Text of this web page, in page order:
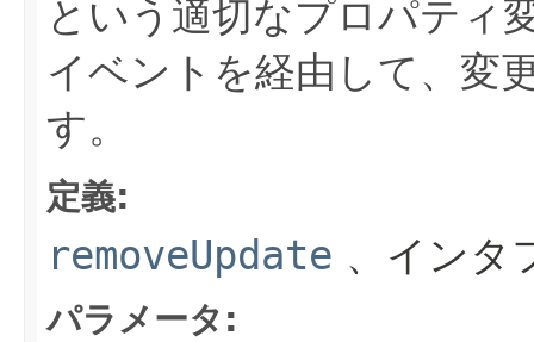
という適切なプロパティ
イベントを経由して、変
す。
定義:
removeUpdate 、インタ
パラメータ: